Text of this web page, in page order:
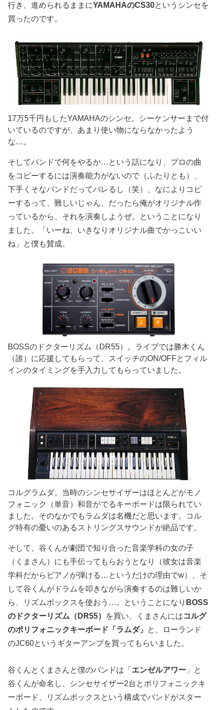
行き、進められるままにYAMAHAのCS30というシンセを
買ったのです。
17万5千円もしたYAMAHAのシンセ。シーケンサーまで付
いているのですが、あまり使い物にならなかったよう
な…。
そしてバンドで何をやるか…という話になり、プロの曲
をコピーするには演奏能力がないので（ふたりとも）、
下手くそなバンドだってバレるし（笑）、なによりコピ
ーするって、難しいじゃん、だったら俺がオリジナル作
っているから、それを演奏しようぜ。ということになり
ました。「いーね、いきなりオリジナル曲でかっこいい
ね」と僕も賛成。
BOSSのドクターリズム（DR55）。ライブでは勝木くん
（誰）に応援してもらって、スイッチのON/OFFとフィル
インのタイミングを手入力してもらっていました。
コルグラムダ。当時のシンセサイザーはほとんどがモノ
フォニック（単音）和音がでるキーボードは限られてい
ました。そのなかでもラムダは名機だと思います。コル
グ特有の憂いのあるストリングスサウンドが絶品です。
そして、谷くんが劇団で知り合った音楽学科の女の子
（くまさん）にも手伝ってもらおうとなり（彼女は音楽
学科だからピアノが弾ける…というだけの理由でw）、そ
して谷くんがドラムを叩きながら演奏するのは難しいか
ら、リズムボックスを使おう…。ということになり BOSS
のドクターリズム（DR55） を買い、くまさんにはコルグ
のポリフォニックキーボード「ラムダ」 と、ローランド
のJC60というギターアンプを買ってもらいました。
谷くんとくまさんと僕のバンドは「エンゼルアワー 」と
谷くんが命名し、シンセサイザー2台とポリフォニックキ
ーボード、リズムボックスという構成でバンドがスター